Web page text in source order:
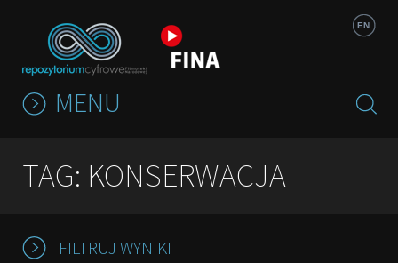
EN
MENU
TAG: KONSERWACJA
FILTRUJ WYNIKI